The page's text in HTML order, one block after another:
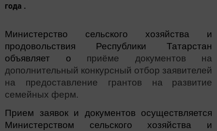
года .
Министерство сельского хозяйства и
продовольствия Республики Татарстан
объявляет о приёме документов на
дополнительный конкурсный отбор заявителей
на предоставление грантов на
развитие
семейных ферм.
Прием заявок и документов осуществляется
Министерством сельского хозяйства и